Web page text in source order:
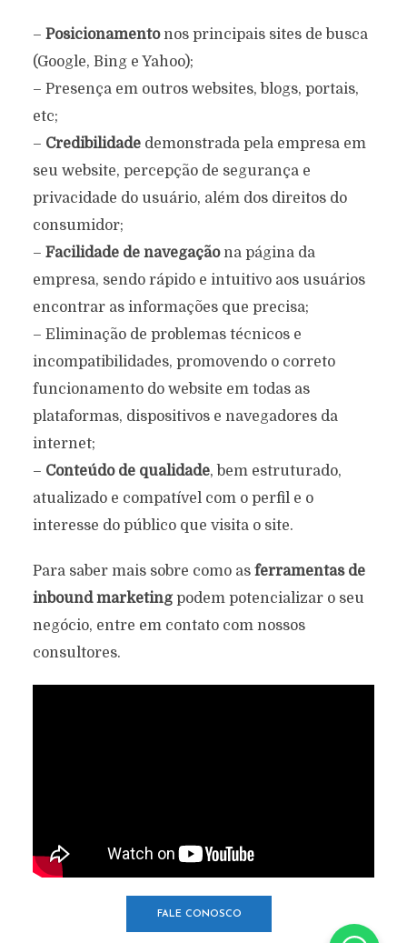
– Posicionamentonos principais sites de busca
(Google, Bing e Yahoo);
– Presença em outros websites, blogs, portais,
etc;
– Credibilidadedemonstrada pela empresa em
seu website, percepção de segurança e
privacidade do usuário, além dos direitos do
consumidor;
– Facilidade de navegaçãona página da
empresa, sendo rápido e intuitivo aos usuários
encontrar as informações que precisa;
– Eliminação de problemas técnicos e
incompatibilidades, promovendo o correto
funcionamento do website em todas as
plataformas, dispositivos e navegadores da
internet;
– Conteúdo de qualidade, bem estruturado,
atualizado e compatível com o perfil e o
interesse do público que visita o site.
Para saber mais sobre como as ferramentas de
inbound marketingpodem potencializar o seu
negócio, entre em contato com nossos
consultores.
FALE CONOSCO